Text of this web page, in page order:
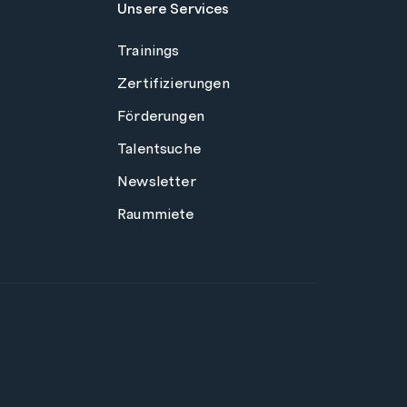
Unsere Services
Trainings
Zertifizierungen
Förderungen
Talentsuche
Newsletter
Raummiete